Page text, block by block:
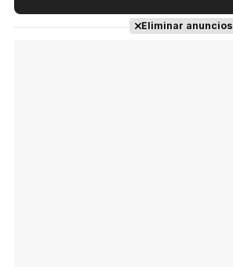
Eliminar anuncios